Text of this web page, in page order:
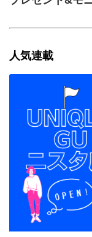
人気連載